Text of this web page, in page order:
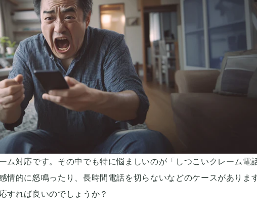
ム対応です。その中でも特に悩ましいのが「しつこいクレーム電話
情的に怒鳴ったり、長時間電話を切らないなどのケースがあります
すれば良いのでしょうか？